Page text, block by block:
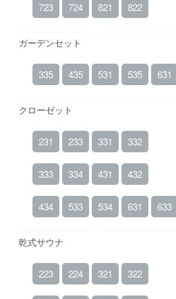
723 724 821 822
ガーデンセット
335 435 531 535 631
クローゼット
231 233 331 332
333 334 431 432
434 533 534 631 633
乾式サウナ
223 224 321 322